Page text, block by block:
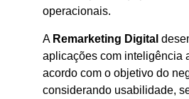
operacionais.
A Remarketing Digital
aplicações com inteligência
acordo com o objetivo do
considerando usabilidade,